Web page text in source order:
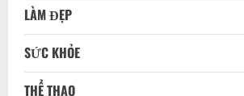
LÀM ĐẸP
SỨC KHỎE
THỂ THAO